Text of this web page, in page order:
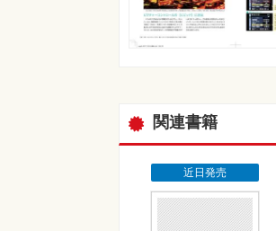
関連書籍
近日発売